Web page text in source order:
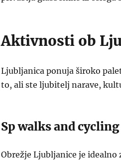
Aktivnosti ob
Ljubljanica ponuja široko
to, ali ste ljubitelj narave,
Sp walks and cycling
Obrežje Ljubljanice je idealno